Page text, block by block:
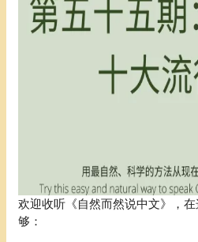
欢迎收听《自然而然说中文》，
够：